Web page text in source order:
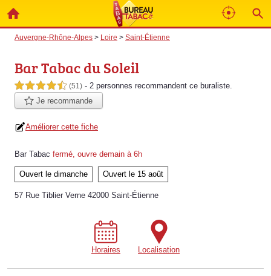
Auvergne-Rhône-Alpes > Loire > Saint-Étienne
Bar Tabac du Soleil
4,5 étoiles sur 5 (51) - 2 personnes recommandent ce buraliste.
Je recommande
Améliorer cette fiche
Bar Tabac fermé, ouvre demain à 6h
Ouvert le dimanche Ouvert le 15 août
57 Rue Tiblier Verne 42000 Saint-Étienne
Horaires Localisation